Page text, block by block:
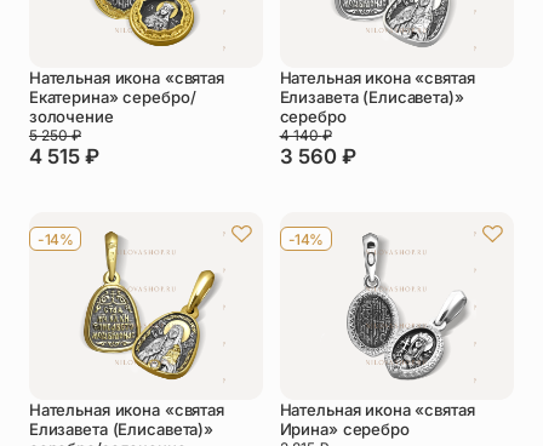
Нательная икона «святая
Екатерина» серебро/
золочение
4 515 ₽
5 250₽
Нательная икона «святая
Елизавета (Елисавета)»
серебро
3 560 ₽
4 140₽
-14%
Нательная икона «святая
Елизавета (Елисавета)»
-14%
Нательная икона «святая
Ирина» серебро